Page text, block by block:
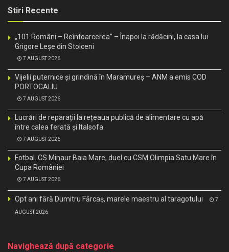
Stiri Recente
„101 Români – Reîntoarcerea” – Înapoi la rădăcini, la casa lui
Grigore Leșe din Stoiceni
7 AUGUST 2026
Vijelii puternice și grindină în Maramureș – ANM a emis COD
PORTOCALIU
7 AUGUST 2026
Lucrări de reparații la rețeaua publică de alimentare cu apă
între calea ferată și Italsofa
7 AUGUST 2026
Fotbal. CS Minaur Baia Mare, duel cu CSM Olimpia Satu Mare în
Cupa României
7 AUGUST 2026
Opt ani fără Dumitru Fărcaș, marele maestru al taragotului 7
AUGUST 2026
Navighează după categorie